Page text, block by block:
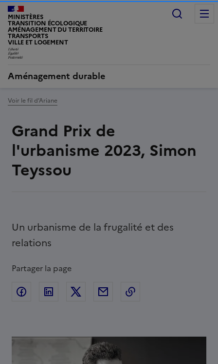
MINISTÈRES
TRANSITION ÉCOLOGIQUE
AMÉNAGEMENT DU TERRITOIRE
TRANSPORTS
VILLE ET LOGEMENT
LIBERTÉ, ÉGALITÉ, FRATERNITÉ
Aménagement durable
Voir le fil d’Ariane
Grand Prix de
l'urbanisme 2023, Simon
Teyssou
Un urbanisme de la frugalité et des
relations
Partager la page
Partager sur Facebook
Partager sur Linkedin
Partager sur Twitter
Partager par Email